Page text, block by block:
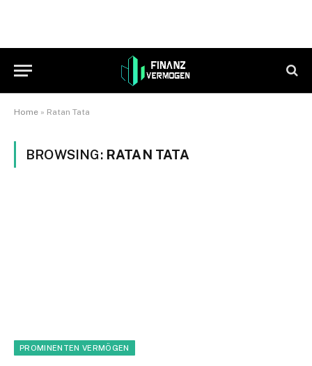
Home » Ratan Tata
BROWSING: RATAN TATA
PROMINENTEN VERMÖGEN